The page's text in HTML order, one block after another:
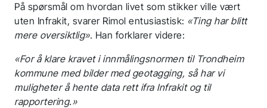
På spørsmål om hvordan livet som stikker ville vært
uten Infrakit, svarer Rimol entusiastisk: «Ting har blitt
mere oversiktlig». Han forklarer videre:
«For å klare kravet i innmålingsnormen til Trondheim
kommune med bilder med geotagging, så har vi
muligheter å hente data rett ifra Infrakit og til
rapportering.»